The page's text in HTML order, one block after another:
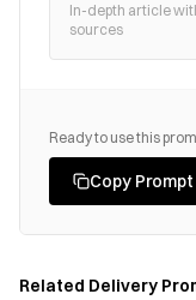
In-depth article
sources
Ready to use this
Copy Prompt
Related Delivery